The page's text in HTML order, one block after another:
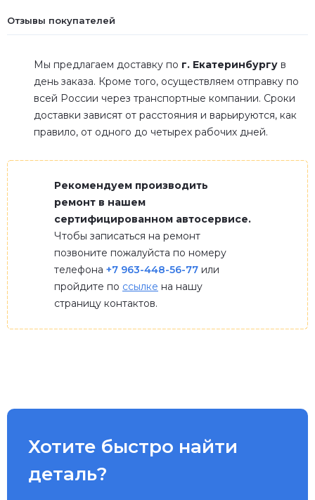
Отзывы покупателей
Мы предлагаем доставку по г. Екатеринбургу в
день заказа. Кроме того, осуществляем отправку по
всей России через транспортные компании. Сроки
доставки зависят от расстояния и варьируются, как
правило, от одного до четырех рабочих дней.
Рекомендуем производить
ремонт в нашем
сертифицированном автосервисе.
Чтобы записаться на ремонт
позвоните пожалуйста по номеру
телефона +7 963-448-56-77 или
пройдите по ссылке на нашу
страницу контактов.
Хотите быстро найти
деталь?